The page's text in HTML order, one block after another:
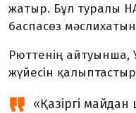
жатыр. Бұл туралы
баспасөз
Рюттенің
жүйесін
«Қазіргі